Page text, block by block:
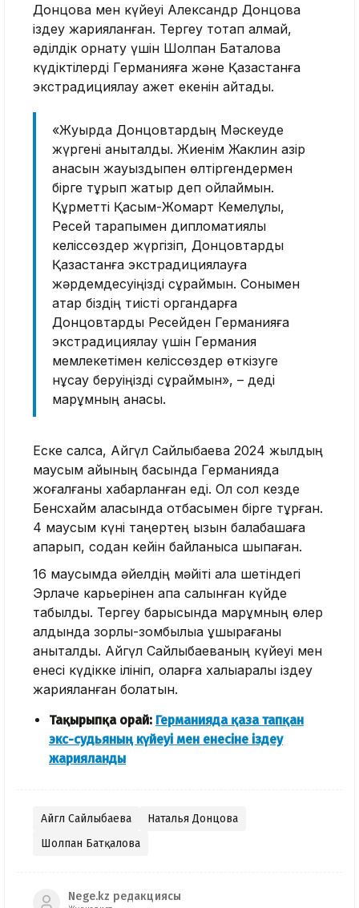
Донцова мен күйеуі Александр Донцовқа
іздеу жарияланған. Тергеу тоқтап қалмай,
әділдік орнату үшін Шолпан Батқалова
күдіктілерді Германияға және Қазақстанға
экстрадициялау қажет екенін айтады.
«Жуырда Донцовтардың Мәскеуде
жүргені анықталды. Жиенім Жаклин қазір
анасын жауыздықпен өлтіргендермен
бірге тұрып жатыр деп ойлаймын.
Құрметті Қасым-Жомарт Кемелұлы,
Ресей тарапымен дипломатиялық
келіссөздер жүргізіп, Донцовтарды
Қазақстанға экстрадициялауға
жәрдемдесуіңізді сұраймын. Сонымен
қатар біздің тиісті органдарға
Донцовтарды Ресейден Германияға
экстрадициялау үшін Германия
мемлекетімен келіссөздер өткізуге
нұсқау беруіңізді сұраймын», – деді
марқұмның анасы.
Еске салсақ, Айгүл Сайлыбаева 2024 жылдың
маусым айының басында Германияда
жоғалғаны хабарланған еді. Ол сол кезде
Бенсхайм қаласында отбасымен бірге тұрған.
4 маусым күні таңертең қызын балабақшаға
апарып, содан кейін байланысқа шықпаған.
16 маусымда әйелдің мәйіті қала шетіндегі
Эрлаче карьерінен қапқа салынған күйде
табылды. Тергеу барысында марқұмның өлер
алдында зорлық-зомбылыққа ұшырағаны
анықталды. Айгүл Сайлыбаеваның күйеуі мен
енесі күдікке ілініп, оларға халықаралық іздеу
жарияланған болатын.
Тақырыпқа орай: Германияда қаза тапқан
экс-судьяның күйеуі мен енесіне іздеу
жарияланды
Айгүл Сайлыбаева
Наталья Донцова
Шолпан Батқалова
Nege.kz редакциясы